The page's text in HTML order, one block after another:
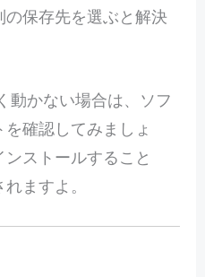
保存先を選ぶと解決
動かない場合は、ソフ
確認してみましょ
ストールすること
ますよ。